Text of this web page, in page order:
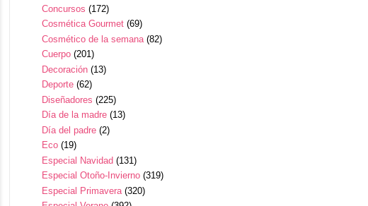
Concursos (172)
Cosmética Gourmet (69)
Cosmético de la semana (82)
Cuerpo (201)
Decoración (13)
Deporte (62)
Diseñadores (225)
Día de la madre (13)
Día del padre (2)
Eco (19)
Especial Navidad (131)
Especial Otoño-Invierno (319)
Especial Primavera (320)